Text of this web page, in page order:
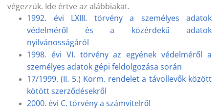
végezzük. Ide értve az alábbiakat.
1992. évi LXIII. törvény a személyes adatok
védelméről és a közérdekű adatok
nyilvánosságáról
1998. évi VI. törvény az egyének védelméről a
személyes adatok gépi feldolgozása során
17/1999. (II. 5.) Korm. rendelet a távollevők között
kötött szerződésekről
2000. évi C. törvény a számvitelről